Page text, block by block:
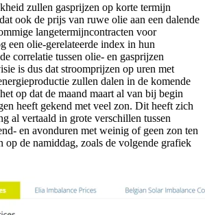
zullen gasprijzen op korte termijn
ook de prijs van ruwe olie aan een dalende
langetermijncontracten voor
een olie-gerelateerde index in hun
correlatie tussen olie- en gasprijzen
is dus dat stroomprijzen op uren met
zullen dalen in de komende
op dat de maand maart al van bij begin
heeft gekend met veel zon. Dit heeft zich
al vertaald in grote verschillen tussen
en avonduren met weinig of geen zon ten
op de namiddag, zoals de volgende grafiek